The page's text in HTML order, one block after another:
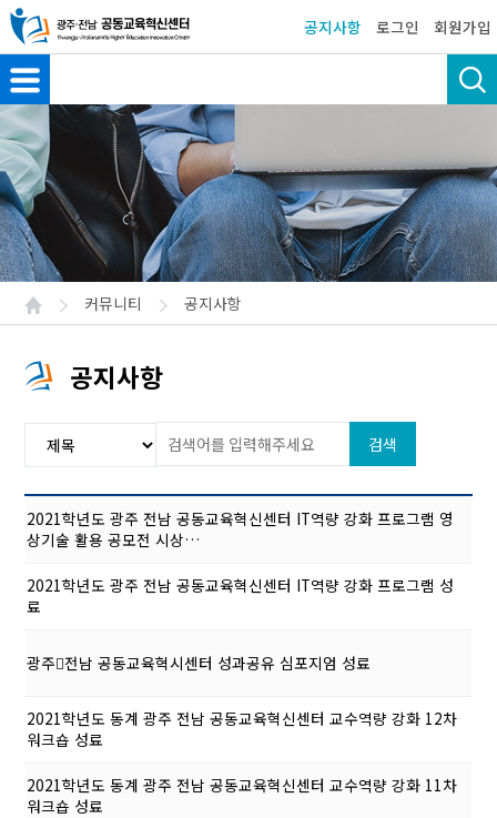
공지사항 로그인 회원가입
커뮤니티 공지사항
공지사항
검색
2021학년도 광주 전남 공동교육혁신센터 IT역량 강화 프로그램 영
상기술 활용 공모전 시상…
2021학년도 광주 전남 공동교육혁신센터 IT역량 강화 프로그램 성
료
광주전남 공동교육혁시센터 성과공유 심포지엄 성료
2021학년도 동계 광주 전남 공동교육혁신센터 교수역량 강화 12차
워크숍 성료
2021학년도 동계 광주 전남 공동교육혁신센터 교수역량 강화 11차
워크숍 성료